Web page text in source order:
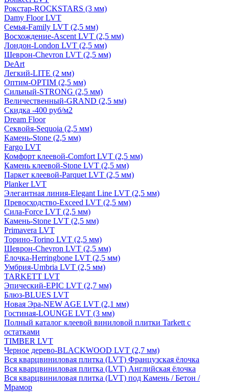
Рокстар-ROCKSTARS (3 мм)
Damy Floor LVT
Семья-Family LVT (2,5 мм)
Восхождение-Ascent LVT (2,5 мм)
Лондон-London LVT (2,5 мм)
Шеврон-Chevron LVT (2,5 мм)
DeArt
Легкий-LITE (2 мм)
Оптим-OPTIM (2,5 мм)
Сильный-STRONG (2,5 мм)
Величественный-GRAND (2,5 мм)
Скидка -400 руб/м2
Dream Floor
Секвойя-Sequoia (2,5 мм)
Камень-Stone (2,5 мм)
Fargo LVT
Комфорт клеевой-Comfort LVT (2,5 мм)
Камень клеевой-Stone LVT (2,5 мм)
Паркет клеевой-Parquet LVT (2,5 мм)
Planker LVT
Элегантная линия-Elegant Line LVT (2,5 мм)
Превосходство-Exceed LVT (2,5 мм)
Сила-Force LVT (2,5 мм)
Камень-Stone LVT (2,5 мм)
Primavera LVT
Торино-Torino LVT (2,5 мм)
Шеврон-Chevron LVT (2,5 мм)
Ёлочка-Herringbone LVT (2,5 мм)
Умбрия-Umbria LVT (2,5 мм)
TARKETT LVT
Эпический-EPIC LVT (2,7 мм)
Блюз-BLUES LVT
Новая Эра-NEW AGE LVT (2,1 мм)
Гостиная-LOUNGE LVT (3 мм)
Полный каталог клеевой виниловой плитки Tarkett с
остатками
TIMBER LVT
Черное дерево-BLACKWOOD LVT (2,7 мм)
Вся кварцвиниловая плитка (LVT) Французская ёлочка
Вся кварцвиниловая плитка (LVT) Английская ёлочка
Вся кварцвиниловая плитка (LVT) под Камень / Бетон /
Мрамор